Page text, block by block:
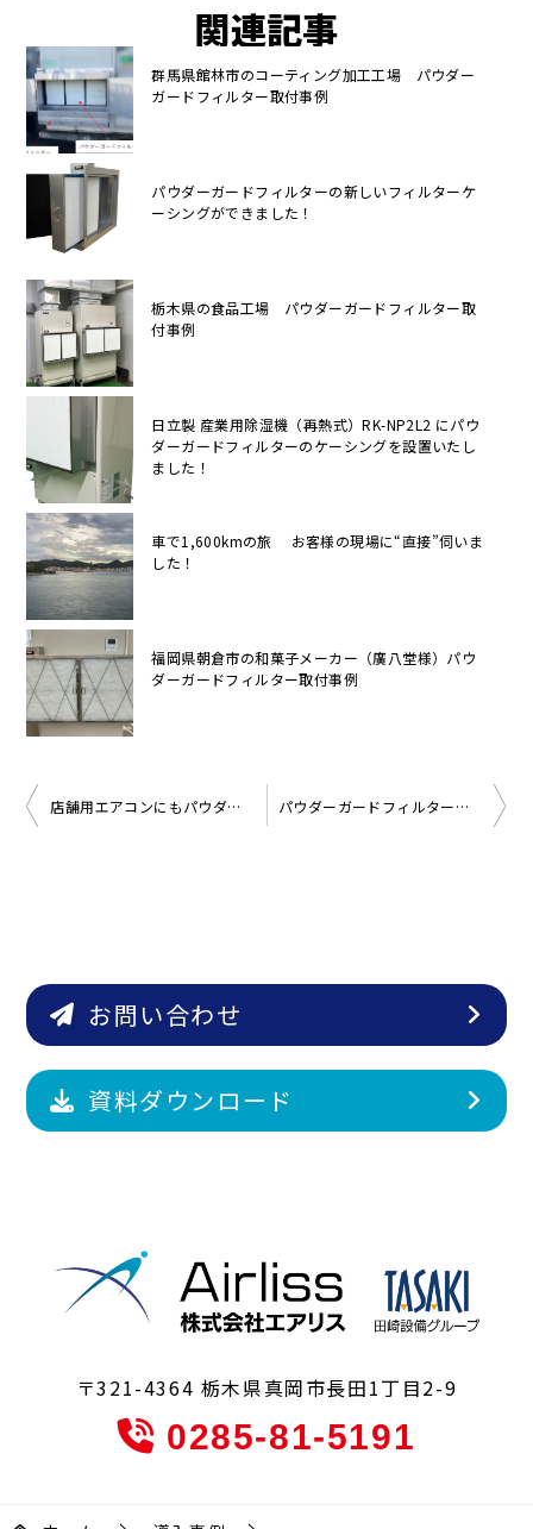
関連記事
群馬県館林市のコーティング加工工場 パウダー
ガードフィルター取付事例
パウダーガードフィルターの新しいフィルターケ
ーシングができました！
栃木県の食品工場 パウダーガードフィルター取
付事例
日立製 産業用除湿機（再熱式）RK-NP2L2 にパウ
ダーガードフィルターのケーシングを設置いたし
ました！
車で1,600kmの旅 お客様の現場に“直接”伺いま
した！
福岡県朝倉市の和菓子メーカー（廣八堂様）パウ
ダーガードフィルター取付事例
投
稿
ー
シ
ョ
ン
店舗用エアコンにもパウダーガードフィルターを設置できます！ パウダーガードフィルターの新しいフィルターケーシングができました！
お問い合わせ
資料ダウンロード
〒321-4364 栃木県真岡市長田1丁目2-9
0285-81-5191